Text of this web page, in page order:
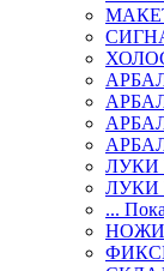
ЛУКИ
ЛУКИ
...
НОЖИ